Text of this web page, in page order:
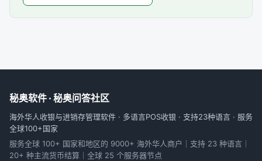
秘奥软件 · 秘奥问答社区
海外华人收银与进销存管理软件 · 多语言POS收银 · 支持23种语言 · 服务
全球100+国家
服务全球 100+ 国家和地区的 9000+ 海外华人商户｜支持 23 种语言｜
20+ 种主流货币结算｜全球 25 个服务器节点